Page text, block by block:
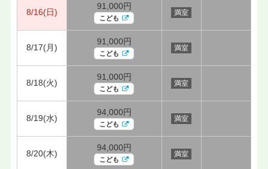
8/16(日)
91,000円
こども
満室
8/17(月)
91,000円
こども
満室
8/18(火)
91,000円
こども
満室
8/19(水)
94,000円
こども
満室
8/20(木)
94,000円
こども
満室